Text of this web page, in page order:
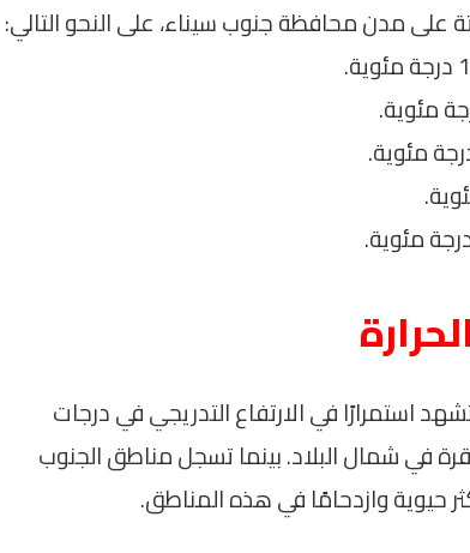
على مدن محافظة جنوب سيناء، على النحو التالي:
استمرارًا في الارتفاع التدريجي في درجات
في شمال البلاد. بينما تسجل مناطق الجنوب
حيوية وازدحامًا في هذه المناطق.